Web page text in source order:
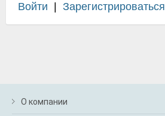
Войти Зарегистрироваться
О компании